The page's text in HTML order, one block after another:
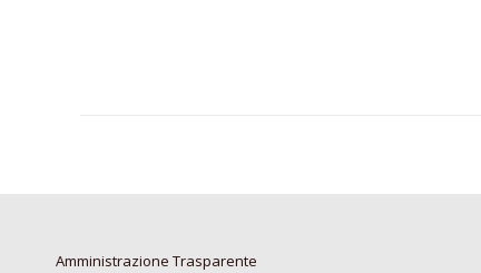
Amministrazione Trasparente